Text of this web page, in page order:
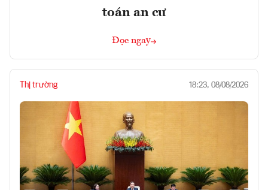
toán an cư
Đọc ngay
Thị trường 18:23, 08/08/2026